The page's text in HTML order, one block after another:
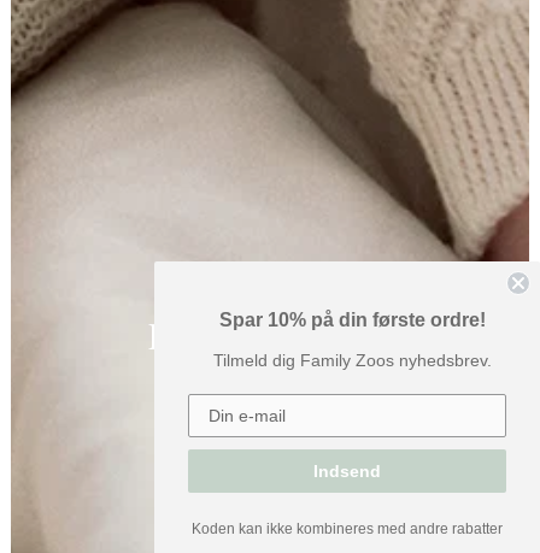
BABY & BØRN
Spar 10% på din første ordre!
Tilmeld dig Family Zoos nyhedsbrev.
Indsend
Koden kan ikke kombineres med andre rabatter